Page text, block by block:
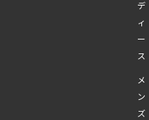
デ
ィ
ー
ス
メ
ン
ズ